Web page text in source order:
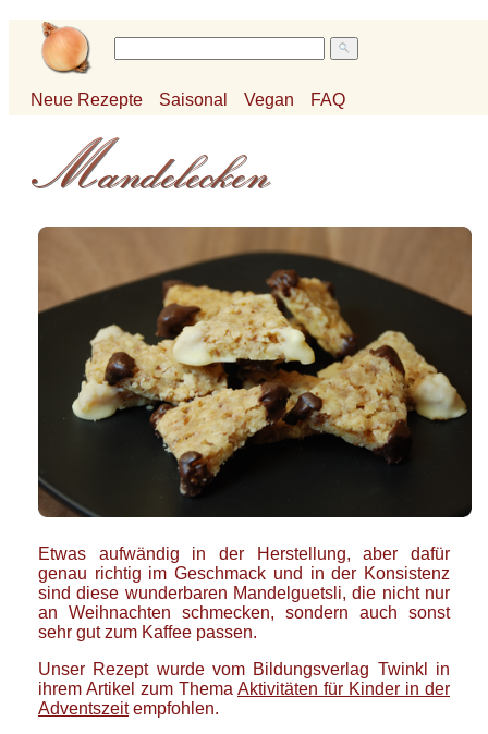
Neue Rezepte Saisonal Vegan FAQ
Etwas aufwändig in der Herstellung, aber dafür
genau richtig im Geschmack und in der Konsistenz
sind diese wunderbaren Mandelguetsli, die nicht nur
an Weihnachten schmecken, sondern auch sonst
sehr gut zum Kaffee passen.
Unser Rezept wurde vom Bildungsverlag Twinkl in
ihrem Artikel zum Thema Aktivitäten für Kinder in der
Adventszeitempfohlen.